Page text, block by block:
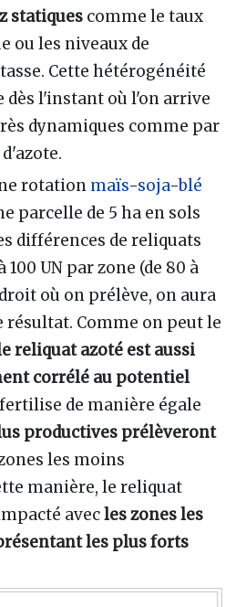
statiques comme le taux
ou les niveaux de
Cette hétérogénéité
dès l'instant où l'on arrive
dynamiques comme par
rotation maïs-soja-blé
parcelle de 5 ha en sols
différences de reliquats
UN par zone (de 80 à
où on prélève, on aura
Comme on peut le
reliquat azoté est aussi
corrélé au potentiel
fertilise de manière égale
productives prélèveront
les moins
manière, le reliquat
avecles zones les
les plus forts